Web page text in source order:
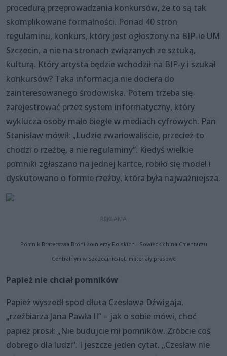
procedurą przeprowadzania konkursów, że to są tak
skomplikowane formalności. Ponad 40 stron
regulaminu, konkurs, który jest ogłoszony na BIP-ie UM
Szczecin, a nie na stronach związanych ze sztuką,
kulturą. Który artysta będzie wchodził na BIP-y i szukał
konkursów? Taka informacja nie dociera do
zainteresowanego środowiska. Potem trzeba się
zarejestrować przez system informatyczny, który
wyklucza osoby mało biegłe w mediach cyfrowych. Pan
Stanisław mówił: „Ludzie zwariowaliście, przecież to
chodzi o rzeźbę, a nie regulaminy”. Kiedyś wielkie
pomniki zgłaszano na jednej kartce, robiło się model i
dyskutowano o formie rzeźby, która była najważniejsza.
Pomnik Braterstwa Broni Żołnierzy Polskich i Sowieckich na Cmentarzu
Centralnym w Szczecinie/fot. materiały prasowe
Papież nie chciał pomników
Papież wyszedł spod dłuta Czesława Dźwigaja,
„rzeźbiarza Jana Pawła II” – jak o sobie mówi, choć
papież prosił: „Nie budujcie mi pomników. Zróbcie coś
dobrego dla ludzi”. I jeszcze jeden cytat. „Czesław nie